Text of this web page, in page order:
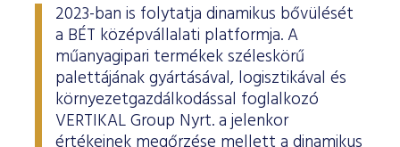
2023-ban is folytatja dinamikus bővülését
a BÉT középvállalati platformja. A
műanyagipari termékek széleskörű
palettájának gyártásával, logisztikával és
környezetgazdálkodással foglalkozó
VERTIKAL Group Nyrt. a jelenkor